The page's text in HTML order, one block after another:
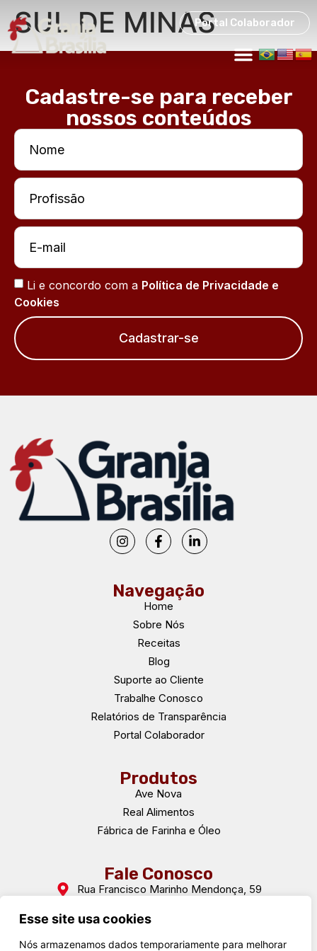
Esse site usa cookies
Nós armazenamos dados temporariamente para melhorar
Portal Colaborador
SUL DE MINAS
Cadastre-se para receber
nossos conteúdos
Li e concordo com a Política de Privacidade e
Cookies
Cadastrar-se
Navegação
Home
Sobre Nós
Receitas
Blog
Suporte ao Cliente
Trabalhe Conosco
Relatórios de Transparência
Portal Colaborador
Produtos
Ave Nova
Real Alimentos
Fábrica de Farinha e Óleo
Fale Conosco
Rua Francisco Marinho Mendonça, 59
CEP: 35661-012
(37) 3233-5100